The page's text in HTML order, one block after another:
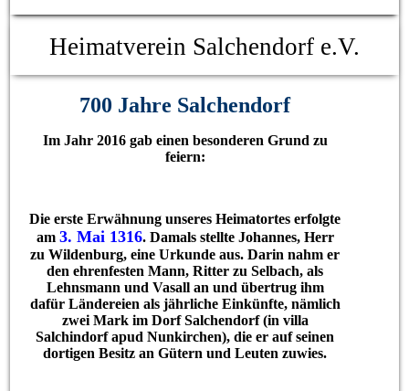
Heimatverein Salchendorf e.V.
700 Jahre Salchendorf
Im Jahr 2016 gab einen besonderen Grund zu
feiern:
Die erste Erwähnung unseres Heimatortes erfolgte
am 3. Mai 1316. Damals stellte Johannes, Herr
zu Wildenburg, eine Urkunde aus. Darin nahm er
den ehrenfesten Mann, Ritter zu Selbach, als
Lehnsmann und Vasall an und übertrug ihm
dafür Ländereien als jährliche Einkünfte, nämlich
zwei Mark im Dorf Salchendorf (in villa
Salchindorf apud Nunkirchen), die er auf seinen
dortigen Besitz an Gütern und Leuten zuwies.